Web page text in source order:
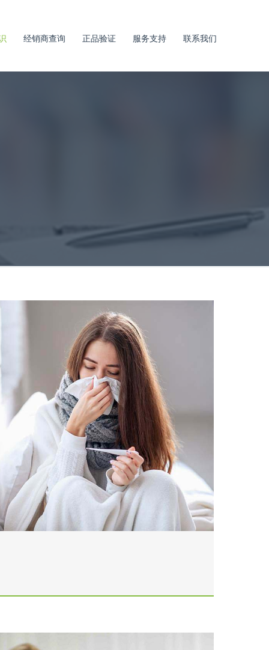
经销商查询 正品验证 服务支持 联系我们